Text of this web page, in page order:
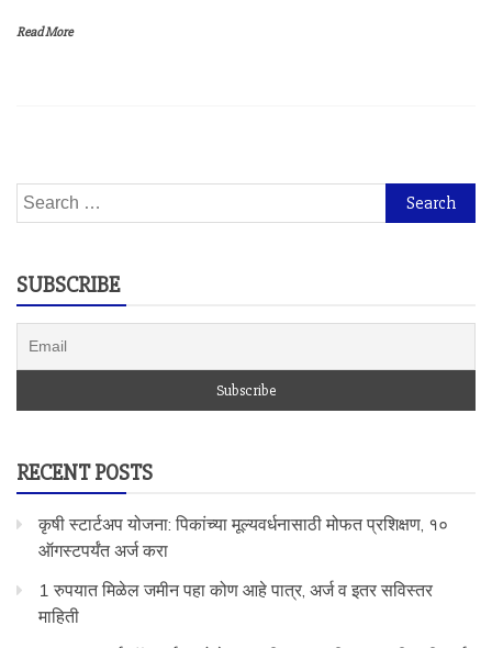
Read More
Search
for:
SUBSCRIBE
RECENT POSTS
कृषी स्टार्टअप योजना: पिकांच्या मूल्यवर्धनासाठी मोफत प्रशिक्षण, १०
ऑगस्टपर्यंत अर्ज करा
1 रुपयात मिळेल जमीन पहा कोण आहे पात्र, अर्ज व इतर सविस्तर
माहिती